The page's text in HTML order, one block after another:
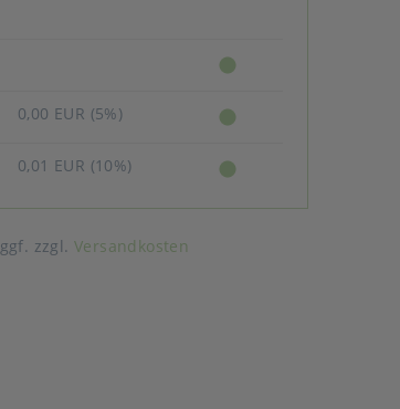
0,00 EUR (5%)
0,01 EUR (10%)
ggf. zzgl. Versandkosten